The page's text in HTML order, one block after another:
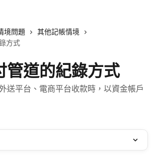
境問題
其他記帳情境
方式
管道的紀錄方式
送平台、電商平台收款時，以資金帳戶